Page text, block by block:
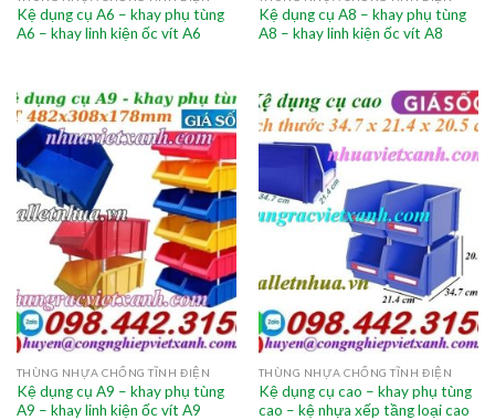
Kệ dụng cụ A6 – khay phụ tùng
A6 – khay linh kiện ốc vít A6
Kệ dụng cụ A8 – khay phụ tùng
A8 – khay linh kiện ốc vít A8
THÙNG NHỰA CHỐNG TĨNH ĐIỆN
Kệ dụng cụ A9 – khay phụ tùng
A9 – khay linh kiện ốc vít A9
THÙNG NHỰA CHỐNG TĨNH ĐIỆN
Kệ dụng cụ cao – khay phụ tùng
cao – kệ nhựa xếp tầng loại cao